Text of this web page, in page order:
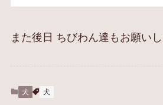
また後日 ちびわん達もお願い
犬 犬